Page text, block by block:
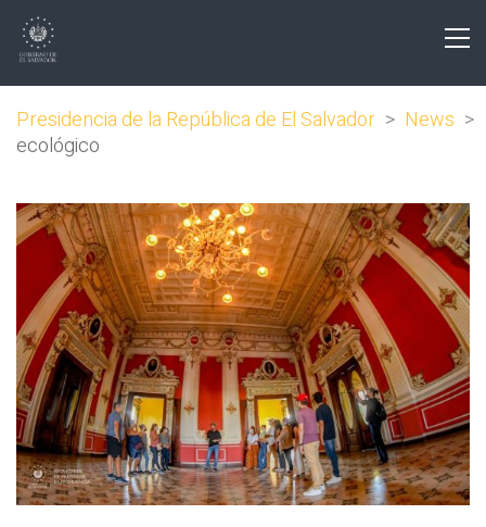
Presidencia de la República de El Salvador > News >
ecológico